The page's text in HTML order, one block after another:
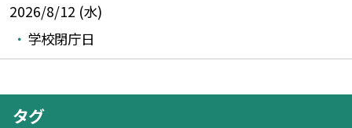
2026/8/12 (水)
学校閉庁日
タグ